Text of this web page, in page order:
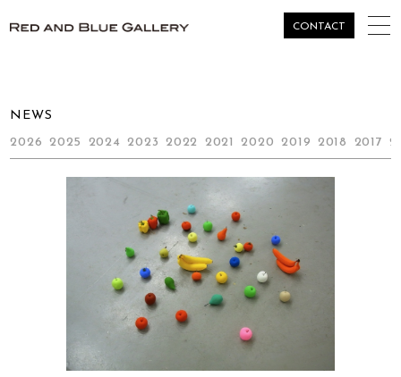
CONTACT
NEWS
2026 2025 2024 2023 2022 2021 2020 2019 2018 2017